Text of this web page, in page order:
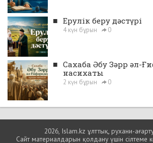
■ Ерулік беру дәстүрі
4 күн бұрын 0
■ Сахаба Әбу Зәрр әл-
насихаты
2 күн бұрын 0
2026, Islam.kz ұлттық, рухани-
Сайт материалдарын қолдану үшін сілтеме